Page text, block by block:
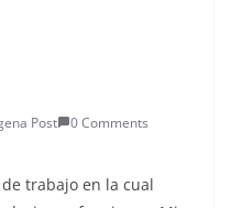
Post
0 Comments
trabajo en la cual